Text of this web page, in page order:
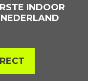
INDOOR